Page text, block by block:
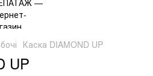
Каска DIAMOND UP
UP